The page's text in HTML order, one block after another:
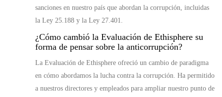
sanciones en nuestro país que abordan la corrupción, incluidas
la Ley 25.188 y la Ley 27.401.
¿Cómo cambió la Evaluación de Ethisphere su
forma de pensar sobre la anticorrupción?
La Evaluación de Ethisphere ofreció un cambio de paradigma
en cómo abordamos la lucha contra la corrupción. Ha permitido
a nuestros directores y empleados para ampliar nuestro punto de